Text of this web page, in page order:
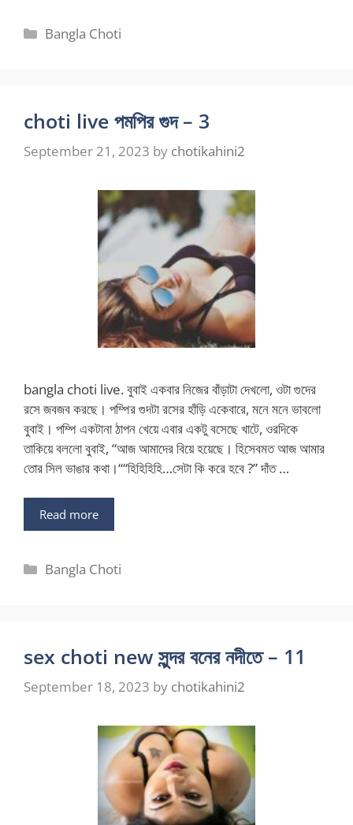
Categories
Bangla Choti
choti live পমপির গুদ – 3
September 21, 2023 by chotikahini2
bangla choti live. বুবাই একবার নিজের বাঁড়াটা দেখলো, ওটা গুদের
রসে জবজব করছে। পম্পির গুদটা রসের হাঁড়ি একেবারে, মনে মনে ভাবলো
বুবাই। পম্পি একটানা ঠাপন খেয়ে এবার একটু বসেছে খাটে, ওরদিকে
তাকিয়ে বললো বুবাই, “আজ আমাদের বিয়ে হয়েছে। হিসেবমত আজ আমার
তোর সিল ভাঙার কথা।““হিহিহিহি…সেটা কি করে হবে ?” দাঁত …
Read more
Categories
Bangla Choti
sex choti new সুন্দর বনের নদীতে – 11
September 18, 2023 by chotikahini2